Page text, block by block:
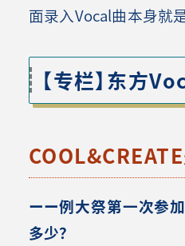
面录入Vocal曲本身就
【专栏】东方
ーー例大祭第一次参
多少？